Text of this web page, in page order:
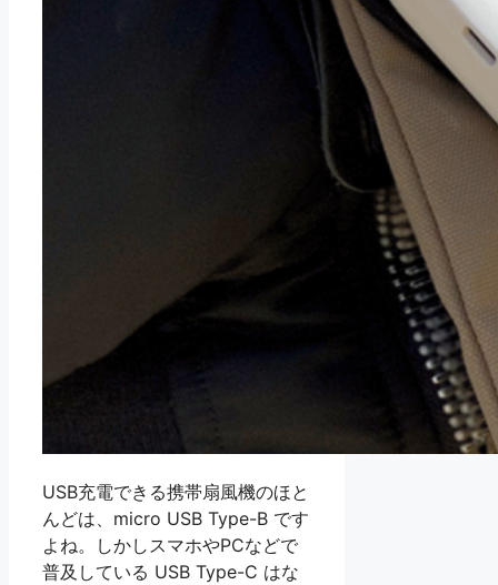
USB充電できる携帯扇風機のほと
んどは、micro USB Type-B です
よね。しかしスマホやPCなどで
普及している USB Type-C はな